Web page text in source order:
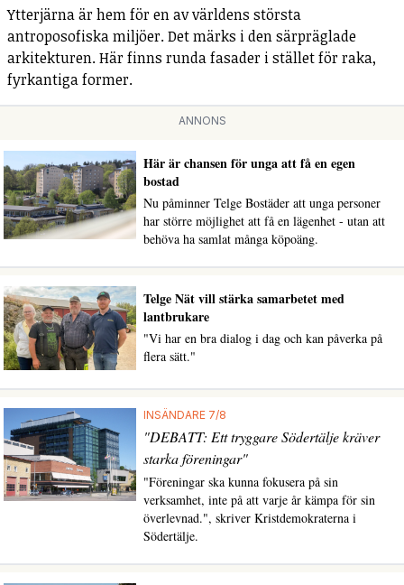
Ytterjärna är hem för en av världens största
antroposofiska miljöer. Det märks i den särpräglade
arkitekturen. Här finns runda fasader i stället för raka,
fyrkantiga former.
ANNONS
Här är chansen för unga att få en egen
bostad
Nu påminner Telge Bostäder att unga personer
har större möjlighet att få en lägenhet - utan att
behöva ha samlat många köpoäng.
Telge Nät vill stärka samarbetet med
lantbrukare
"Vi har en bra dialog i dag och kan påverka på
flera sätt."
INSÄNDARE 7/8
"DEBATT: Ett tryggare Södertälje kräver
starka föreningar"
"Föreningar ska kunna fokusera på sin
verksamhet, inte på att varje år kämpa för sin
överlevnad.", skriver Kristdemokraterna i
Södertälje.